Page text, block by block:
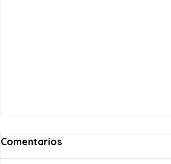
Comentarios